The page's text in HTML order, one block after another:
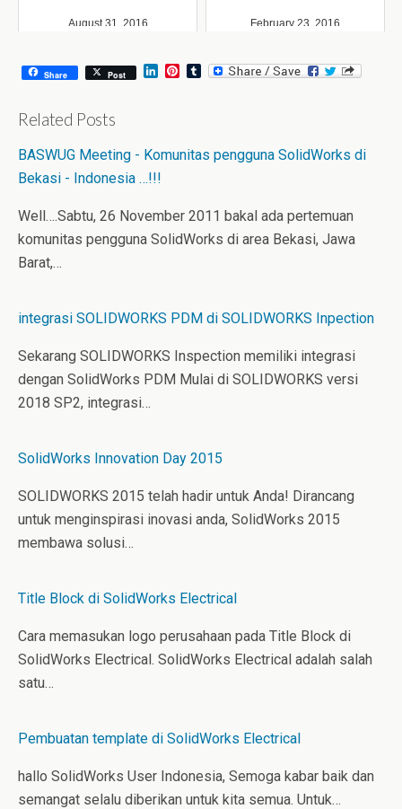
August 31, 2016 February 23, 2016
Share Post
L
I
n
P
e
T
Related Posts
BASWUG Meeting - Komunitas pengguna SolidWorks di
Bekasi - Indonesia …!!!
Well….Sabtu, 26 November 2011 bakal ada pertemuan
komunitas pengguna SolidWorks di area Bekasi, Jawa
Barat,…
integrasi SOLIDWORKS PDM di SOLIDWORKS Inpection
Sekarang SOLIDWORKS Inspection memiliki integrasi
dengan SolidWorks PDM Mulai di SOLIDWORKS versi
2018 SP2, integrasi…
SolidWorks Innovation Day 2015
SOLIDWORKS 2015 telah hadir untuk Anda! Dirancang
untuk menginspirasi inovasi anda, SolidWorks 2015
membawa solusi…
Title Block di SolidWorks Electrical
Cara memasukan logo perusahaan pada Title Block di
SolidWorks Electrical. SolidWorks Electrical adalah salah
satu…
Pembuatan template di SolidWorks Electrical
hallo SolidWorks User Indonesia, Semoga kabar baik dan
semangat selalu diberikan untuk kita semua. Untuk…